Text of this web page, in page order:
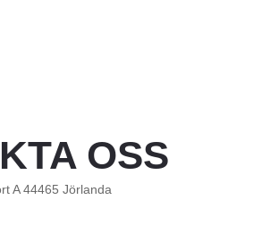
OSS
A 44465 Jörlanda